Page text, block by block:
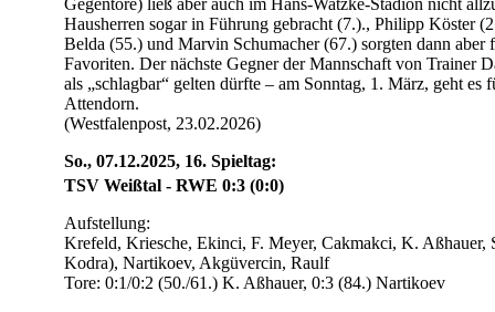
Gegentore) ließ aber auch im Hans-Watzke-Stadion nicht
Hausherren sogar in Führung gebracht (7.)., Philipp Köster
Belda (55.) und Marvin Schumacher (67.) sorgten dann aber
Favoriten. Der nächste Gegner der Mannschaft von Trainer
als „schlagbar“ gelten dürfte – am Sonntag, 1. März, geht es
Attendorn.
(Westfalenpost, 23.02.2026)
So., 07.12.2025, 16. Spieltag:
TSV Weißtal - RWE 0:3 (0:0)
Aufstellung:
Krefeld, Kriesche, Ekinci, F. Meyer, Cakmakci, K. Aßhauer,
Kodra), Nartikoev, Akgüvercin, Raulf
Tore: 0:1/0:2 (50./61.) K. Aßhauer, 0:3 (84.) Nartikoev